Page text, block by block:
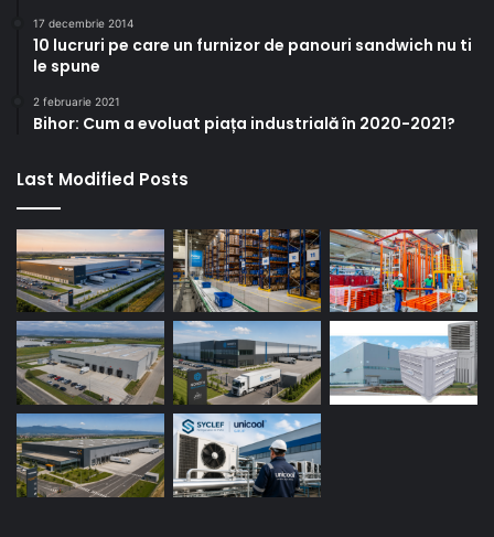
17 decembrie 2014
10 lucruri pe care un furnizor de panouri sandwich nu ti
le spune
2 februarie 2021
Bihor: Cum a evoluat piața industrială în 2020-2021?
Last Modified Posts